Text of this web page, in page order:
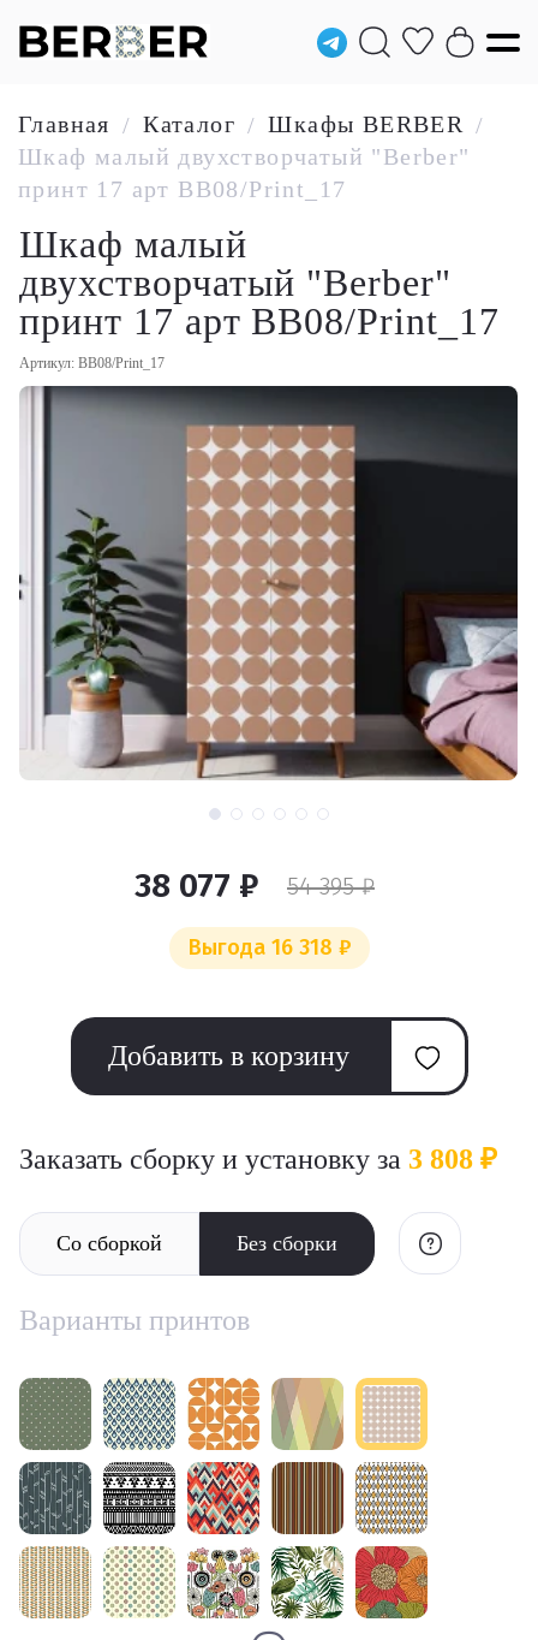
Главная / Каталог / Шкафы BERBER /
Шкаф малый двухстворчатый "Berber"
принт 17 арт BB08/Print_17
Шкаф малый
двухстворчатый "Berber"
принт 17 арт BB08/Print_17
Артикул: BB08/Print_17
38 077 ₽ 54 395 ₽
Выгода 16 318 ₽
Добавить в корзину
Заказать сборку и установку за 3 808 ₽
Со сборкой Без сборки
Варианты принтов